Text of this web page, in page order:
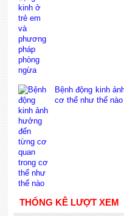
Bệnh động kinh
cơ thể như thế nào
THỐNG KÊ LƯỢT XEM